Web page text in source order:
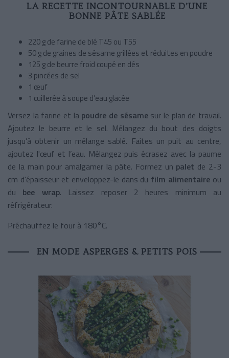
LA RECETTE INCONTOURNABLE D’UNE
BONNE PÂTE SABLÉE
220 g de farine de blé T45 ou T55
50 g de graines de sésame grillées et réduites en poudre
125 g de beurre froid coupé en dés
3 pincées de sel
1 œuf
1 cuillerée à soupe d’eau glacée
Versez la farine et la poudre de sésamesur le plan de travail.
Ajoutez le beurre et le sel. Mélangez du bout des doigts
jusqu’à obtenir un mélange sablé. Faites un puit au centre,
ajoutez l'œuf et l’eau. Mélangez puis écrasez avec la paume
de la main pour amalgamer la pâte. Formez un palet de 2-3
cm d'épaisseur et enveloppez-le dans du film alimentaire ou
du bee wrap. Laissez reposer 2 heures minimum au
réfrigérateur.
Préchauffez le four à 180°C.
EN MODE ASPERGES & PETITS POIS